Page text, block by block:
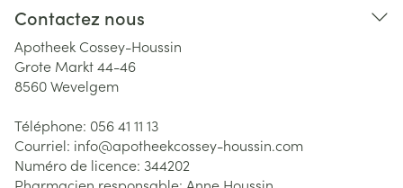
Contactez nous
Apotheek Cossey-Houssin
Grote Markt 44-46
8560Wevelgem
Téléphone: 056 41 11 13
Courriel: info@apotheekcossey-houssin.com
Numéro de licence: 344202